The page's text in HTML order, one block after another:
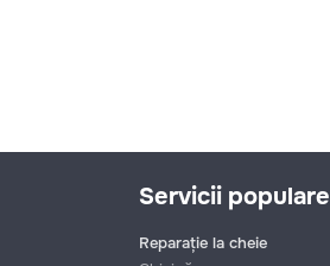
Servicii populare
Reparație la cheie